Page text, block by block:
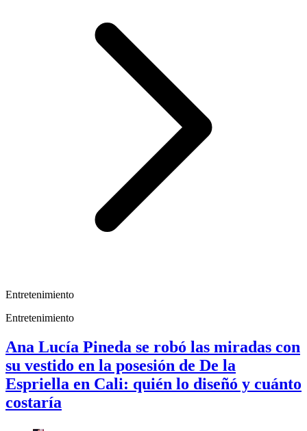
Entretenimiento
Entretenimiento
Ana Lucía Pineda se robó las miradas con
su vestido en la posesión de De la
Espriella en Cali: quién lo diseñó y cuánto
costaría